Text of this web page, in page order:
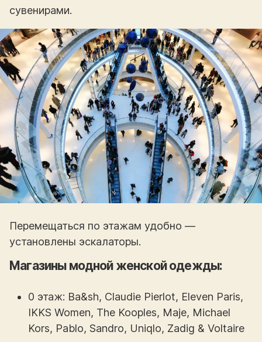
сувенирами.
Перемещаться по этажам удобно —
установлены эскалаторы.
Магазины модной женской одежды:
0 этаж: Ba&sh, Claudie Pierlot, Eleven Paris,
IKKS Women, The Kooples, Maje, Michael
Kors, Pablo, Sandro, Uniqlo, Zadig & Voltaire